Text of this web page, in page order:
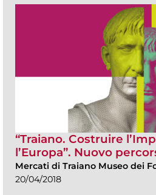
“Traiano. Costruire
l’Europa”. Nuovo
Mercati di Traiano Museo dei
20/04/2018